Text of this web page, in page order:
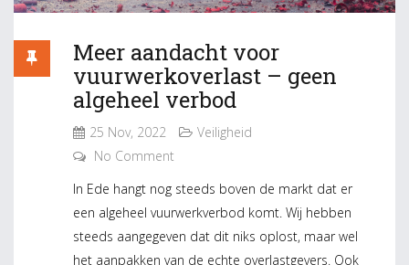
Meer aandacht voor
vuurwerkoverlast – geen
algeheel verbod
25 Nov, 2022
Veiligheid
No Comment
In Ede hangt nog steeds boven de markt dat er
een algeheel vuurwerkverbod komt. Wij hebben
steeds aangegeven dat dit niks oplost, maar wel
het aanpakken van de echte overlastgevers. Ook